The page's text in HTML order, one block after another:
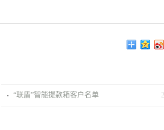
“联盾”智能提款箱客户名单